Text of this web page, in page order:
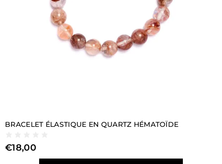
BRACELET ÉLASTIQUE EN QUARTZ HÉMATOÏDE
€18,00